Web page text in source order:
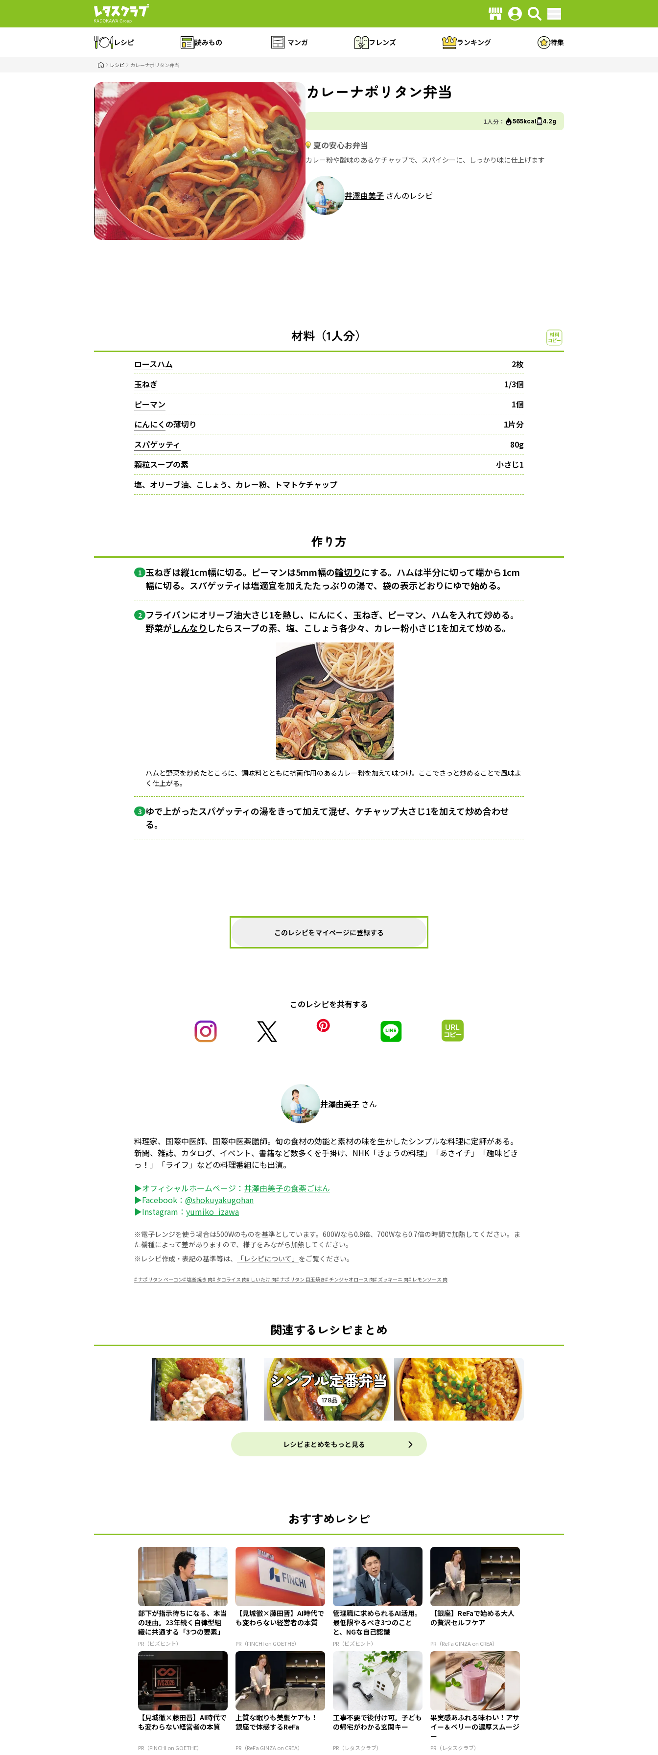
レシピ 読みもの マンガ フレンズ ランキング 特集
レシピ カレーナポリタン弁当
カレーナポリタン弁当
1人分： 565kcal 4.2g
夏の安心お弁当
カレー粉や酸味のあるケチャップで、スパイシーに、しっかり味に仕上げます
井澤由美子 さんのレシピ
材料（1人分）
ロースハム
2枚
玉ねぎ
1/3個
ピーマン
1個
にんにく の薄切り
1片分
スパゲッティ
80g
顆粒スープの素
小さじ1
塩、オリーブ油、こしょう、カレー粉、トマトケチャップ
作り方
1 玉ねぎは縦1cm幅に切る。ピーマンは5mm幅の輪切りにする。ハムは半分に切って端から1cm
幅に切る。スパゲッティは塩適宜を加えたたっぷりの湯で、袋の表示どおりにゆで始める。
2 フライパンにオリーブ油大さじ1を熱し、にんにく、玉ねぎ、ピーマン、ハムを入れて炒める。
野菜がしんなり したらスープの素、塩、こしょう各少々、カレー粉小さじ1を加えて炒める。
ハムと野菜を炒めたところに、調味料とともに抗菌作用のあるカレー粉を加えて味つけ。ここでさっと炒めることで風味よ
く仕上がる。
3 ゆで上がったスパゲッティの湯をきって加えて混ぜ、ケチャップ大さじ1を加えて炒め合わせ
る。
このレシピをマイページに登録する
このレシピを共有する
井澤由美子 さん
料理家、国際中医師、国際中医薬膳師。旬の食材の効能と素材の味を生かしたシンプルな料理に定評がある。
新聞、雑誌、カタログ、イベント、書籍など数多くを手掛け、NHK「きょうの料理」「あさイチ」「趣味どき
っ！」「ライフ」などの料理番組にも出演。
▶オフィシャルホームページ： 井澤由美子の食薬ごはん
▶Facebook： @shokuyakugohan
▶Instagram： yumiko_izawa
※電子レンジを使う場合は500Wのものを基準としています。600Wなら0.8倍、700Wなら0.7倍の時間で加熱してください。ま
た機種によって差がありますので、様子をみながら加熱してください。
※レシピ作成・表記の基準等は、
「レシピについて」 をご覧ください。
# ナポリタン ベーコン#塩釜焼き 肉# タコライス 肉# しいたけ 肉# ナポリタン 目玉焼き# チンジャオロース 肉# ズッキーニ 肉# レモンソース 肉
関連するレシピまとめ
シンプル定番弁当
178品
レシピまとめをもっと見る
おすすめレシピ
部下が指示待ちになる、本当
の理由。23年続く自律型組
織に共通する「3つの要素」
PR（ビズヒント）
【見城徹×藤田晋】AI時代で
も変わらない経営者の本質
PR（FINCHI on GOETHE）
管理職に求められるAI活用。
最低限やるべき3つのこと
と、NGな自己認識
PR（ビズヒント）
【銀座】ReFaで始める大人
の贅沢セルフケア
PR（ReFa GINZA on CREA）
【見城徹×藤田晋】AI時代で
も変わらない経営者の本質
PR（FINCHI on GOETHE）
上質な眠りも美髪ケアも！
銀座で体感するReFa
PR（ReFa GINZA on CREA）
工事不要で後付け可。子ども
の帰宅がわかる玄関キー
PR（レタスクラブ）
果実感あふれる味わい！アサ
イー＆ベリーの濃厚スムージ
ー
PR（レタスクラブ）